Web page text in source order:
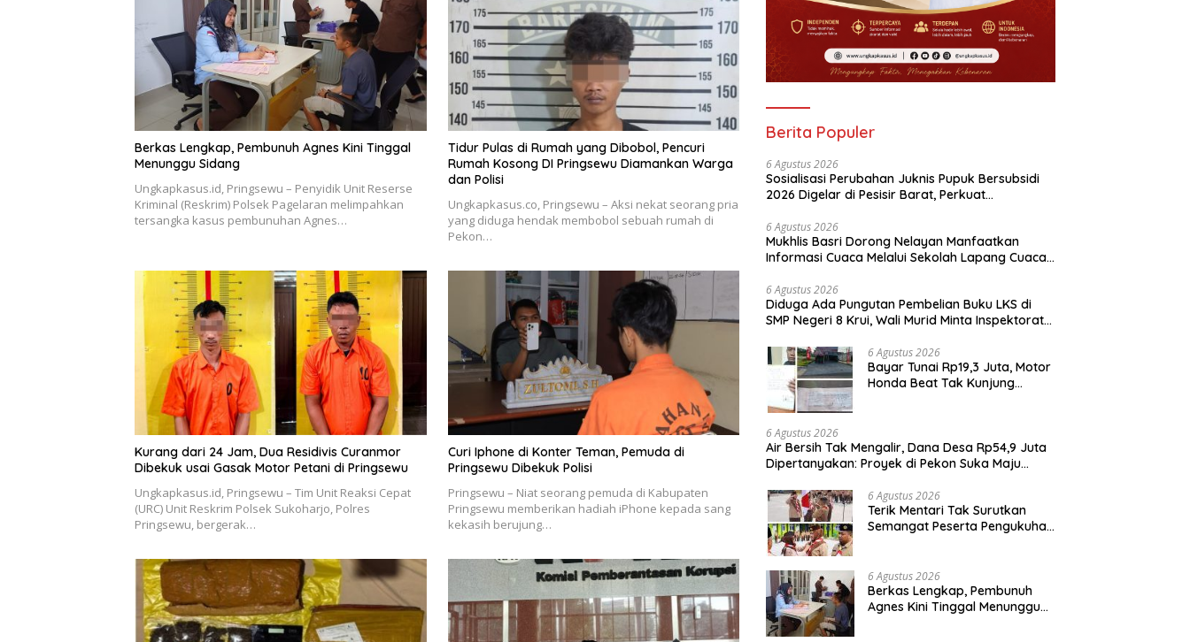
Berkas Lengkap, Pembunuh Agnes Kini Tinggal
Menunggu Sidang
Ungkapkasus.id, Pringsewu – Penyidik Unit Reserse
Kriminal (Reskrim) Polsek Pagelaran melimpahkan
tersangka kasus pembunuhan Agnes…
Tidur Pulas di Rumah yang Dibobol, Pencuri
Rumah Kosong DI Pringsewu Diamankan Warga
dan Polisi
Ungkapkasus.co, Pringsewu – Aksi nekat seorang pria
yang diduga hendak membobol sebuah rumah di
Pekon…
Kurang dari 24 Jam, Dua Residivis Curanmor
Dibekuk usai Gasak Motor Petani di Pringsewu
Ungkapkasus.id, Pringsewu – Tim Unit Reaksi Cepat
(URC) Unit Reskrim Polsek Sukoharjo, Polres
Pringsewu, bergerak…
Curi Iphone di Konter Teman, Pemuda di
Pringsewu Dibekuk Polisi
Pringsewu – Niat seorang pemuda di Kabupaten
Pringsewu memberikan hadiah iPhone kepada sang
kekasih berujung…
Berita Populer
6 Agustus 2026
Sosialisasi Perubahan Juknis Pupuk Bersubsidi
2026 Digelar di Pesisir Barat, Perkuat
6 Agustus 2026
Mukhlis Basri Dorong Nelayan Manfaatkan
Informasi Cuaca Melalui Sekolah Lapang Cuaca
6 Agustus 2026
Diduga Ada Pungutan Pembelian Buku LKS di
SMP Negeri 8 Krui, Wali Murid Minta Inspektorat
6 Agustus 2026
Bayar Tunai Rp19,3 Juta, Motor
Honda Beat Tak Kunjung
6 Agustus 2026
Air Bersih Tak Mengalir, Dana Desa Rp54,9 Juta
Dipertanyakan: Proyek di Pekon Suka Maju
Konfirmasi
6 Agustus 2026
Terik Mentari Tak Surutkan
Semangat Peserta Pengukuhan
6 Agustus 2026
Berkas Lengkap, Pembunuh
Agnes Kini Tinggal Menunggu